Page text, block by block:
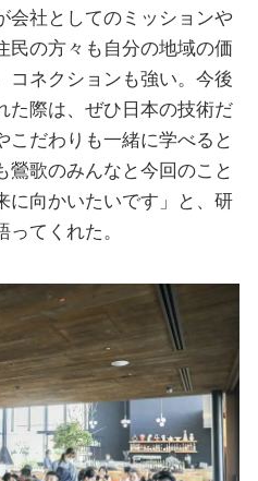
会社としてのミッションや
民の方々も自分の地域の価
コネクションも強い。今後
た際は、ぜひ日本の技術だ
こだわりも一緒に学べると
鶯歌のみんなと今回のこと
に向かいたいです」と、研
てくれた。